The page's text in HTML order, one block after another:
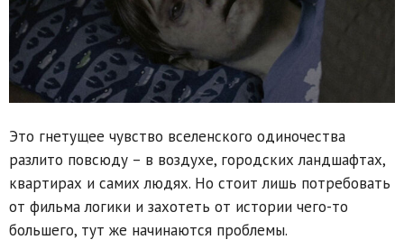
Это гнетущее чувство вселенского одиночества
разлито повсюду – в воздухе, городских ландшафтах,
квартирах и самих людях. Но стоит лишь потребовать
от фильма логики и захотеть от истории чего-то
большего, тут же начинаются проблемы.